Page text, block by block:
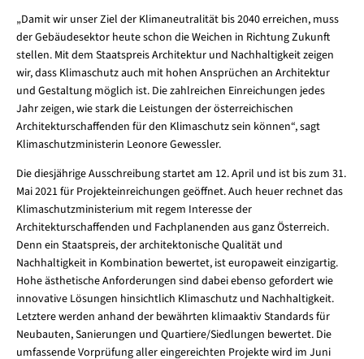
„Damit wir unser Ziel der Klimaneutralität bis 2040 erreichen, muss
der Gebäudesektor heute schon die Weichen in Richtung Zukunft
stellen. Mit dem Staatspreis Architektur und Nachhaltigkeit zeigen
wir, dass Klimaschutz auch mit hohen Ansprüchen an Architektur
und Gestaltung möglich ist. Die zahlreichen Einreichungen jedes
Jahr zeigen, wie stark die Leistungen der österreichischen
Architekturschaffenden für den Klimaschutz sein können“, sagt
Klimaschutzministerin Leonore Gewessler.
Die diesjährige Ausschreibung startet am 12. April und ist bis zum 31.
Mai 2021 für Projekteinreichungen geöffnet. Auch heuer rechnet das
Klimaschutzministerium mit regem Interesse der
Architekturschaffenden und Fachplanenden aus ganz Österreich.
Denn ein Staatspreis, der architektonische Qualität und
Nachhaltigkeit in Kombination bewertet, ist europaweit einzigartig.
Hohe ästhetische Anforderungen sind dabei ebenso gefordert wie
innovative Lösungen hinsichtlich Klimaschutz und Nachhaltigkeit.
Letztere werden anhand der bewährten klimaaktivStandards für
Neubauten, Sanierungen und Quartiere/Siedlungen bewertet. Die
umfassende Vorprüfung aller eingereichten Projekte wird im Juni